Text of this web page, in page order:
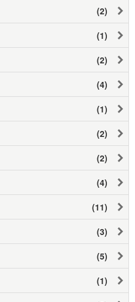
(2)
(1)
(2)
(4)
(1)
(2)
(2)
(4)
(11)
(3)
(5)
(1)